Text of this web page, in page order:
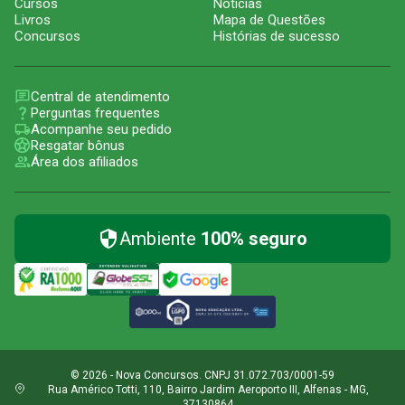
Cursos
Livros
Concursos
Notícias
Mapa de Questões
Histórias de sucesso
Central de atendimento
Perguntas frequentes
Acompanhe seu pedido
Resgatar bônus
Área dos afiliados
Ambiente 100% seguro
© 2026 - Nova Concursos. CNPJ 31.072.703/0001-59
Rua Américo Totti, 110, Bairro Jardim Aeroporto III, Alfenas - MG,